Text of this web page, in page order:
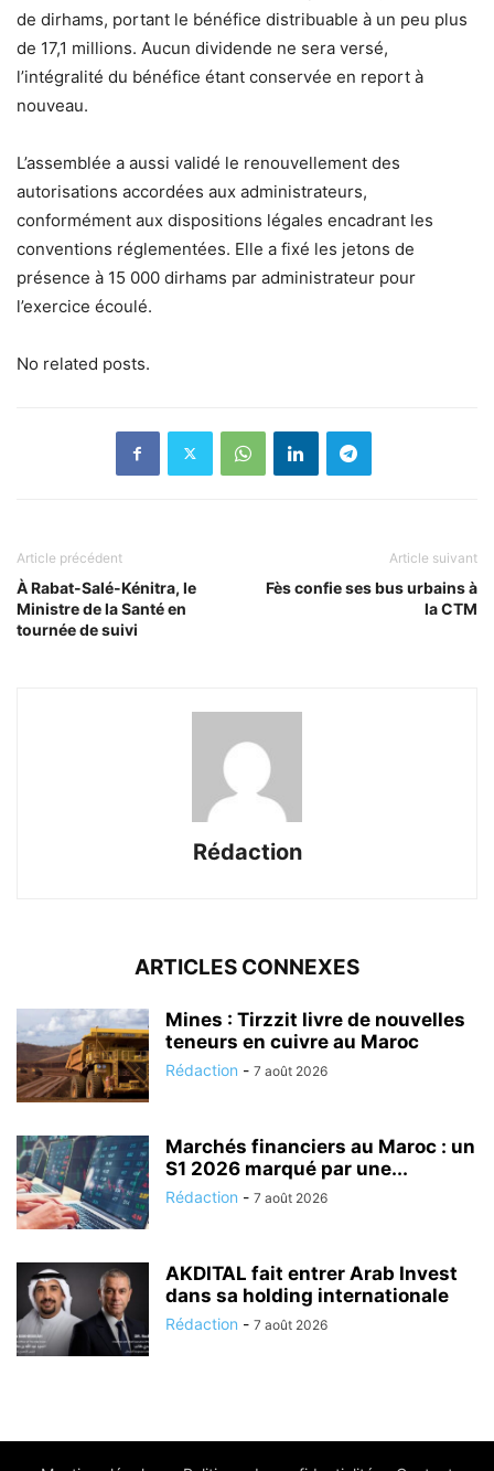
de dirhams, portant le bénéfice distribuable à un peu plus
de 17,1 millions. Aucun dividende ne sera versé,
l’intégralité du bénéfice étant conservée en report à
nouveau.
L’assemblée a aussi validé le renouvellement des
autorisations accordées aux administrateurs,
conformément aux dispositions légales encadrant les
conventions réglementées. Elle a fixé les jetons de
présence à 15 000 dirhams par administrateur pour
l’exercice écoulé.
No related posts.
Article précédent
À Rabat-Salé-Kénitra, le
Ministre de la Santé en
tournée de suivi
Article suivant
Fès confie ses bus urbains à
la CTM
Rédaction
ARTICLES CONNEXES
Mines : Tirzzit livre de nouvelles
teneurs en cuivre au Maroc
Rédaction - 7 août 2026
Marchés financiers au Maroc : un
S1 2026 marqué par une...
Rédaction - 7 août 2026
AKDITAL fait entrer Arab Invest
dans sa holding internationale
Rédaction - 7 août 2026